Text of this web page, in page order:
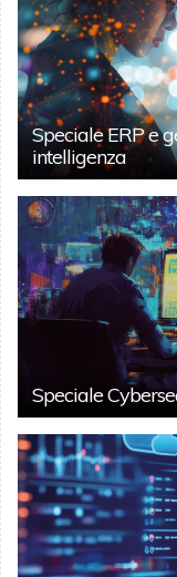
Speciale ERP e
intelligenza
Speciale